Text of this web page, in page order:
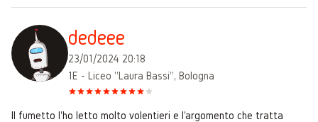
dedeee
23/01/2024 20:18
1E - Liceo "Laura Bassi", Bologna
Il fumetto l'ho letto molto volentieri e l'argomento che tratta